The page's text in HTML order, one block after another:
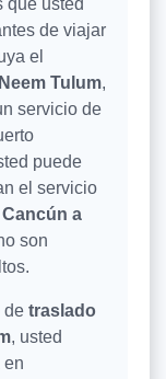
que usted
de viajar
el
Tulum,
servicio de
puede
el servicio
a
son
de traslado
, usted
en